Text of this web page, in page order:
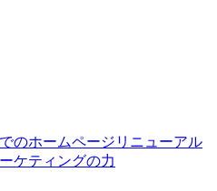
のホームページリニューアル
ケティングの力